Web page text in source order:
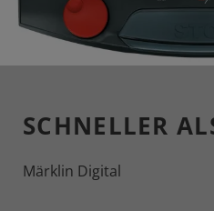
SCHNELLER
Märklin Digital